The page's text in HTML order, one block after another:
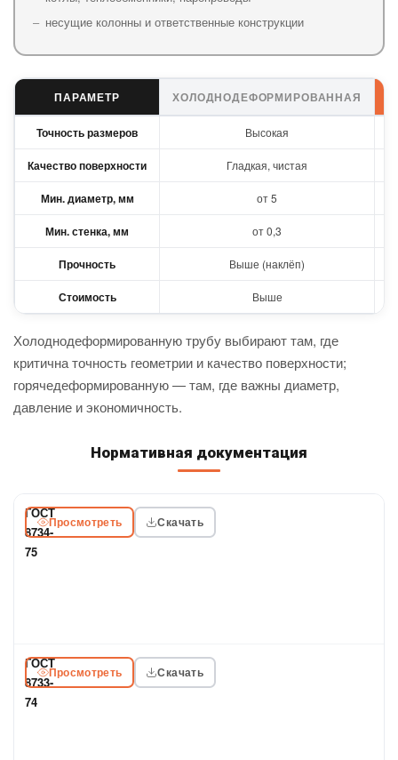
– несущие колонны и ответственные конструкции
ПАРАМЕТР ХОЛОДНОДЕФОРМИРОВАННАЯ
Точность размеров Высокая
Качество поверхности Гладкая, чистая
Мин. диаметр, мм от 5
Мин. стенка, мм от 0,3
Прочность Выше (наклёп)
Стоимость Выше
Холоднодеформированную трубу выбирают там, где
критична точность геометрии и качество поверхности;
горячедеформированную — там, где важны диаметр,
давление и экономичность.
Нормативная документация
ГОСТ
8734-
75
Просмотреть Скачать
ГОСТ
8733-
74
Просмотреть Скачать